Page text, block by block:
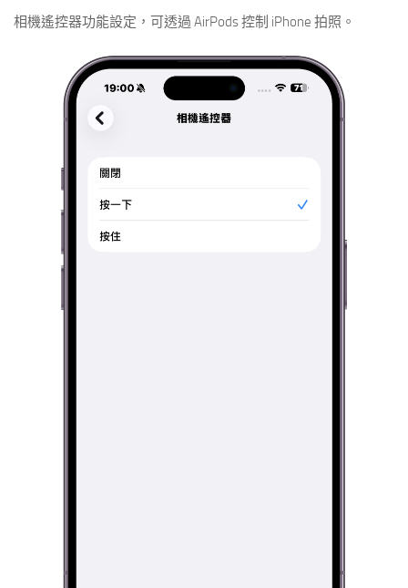
相機遙控器功能設定，可透過 AirPods 控制 iPhone 拍照。